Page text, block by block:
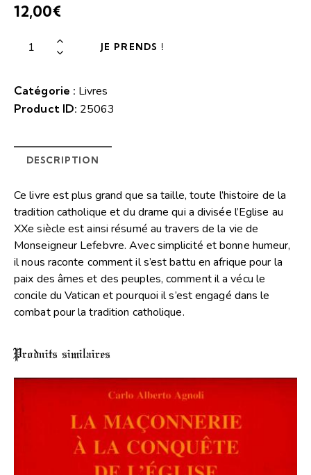
12,00€
JE PRENDS !
Catégorie : Livres
Product ID: 25063
DESCRIPTION
Ce livre est plus grand que sa taille, toute l’histoire de la
tradition catholique et du drame qui a divisée l’Eglise au
XXe siècle est ainsi résumé au travers de la vie de
Monseigneur Lefebvre. Avec simplicité et bonne humeur,
il nous raconte comment il s’est battu en afrique pour la
paix des âmes et des peuples, comment il a vécu le
concile du Vatican et pourquoi il s’est engagé dans le
combat pour la tradition catholique.
Produits similaires